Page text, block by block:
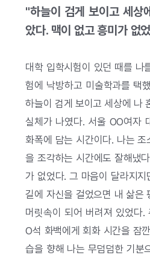
"하늘이 검게 보이고 세상
았다. 맥이 없고 흥미가 없
대학 입학시험이 있던 때를 나
험에 낙방하고 미술학과를 택
하늘이 검게 보이고 세상에 나
실체가 나였다. 서울 OO여자
화폭에 담는 시간이다. 나는
을 조각하는 시간에도 잘해냈
가 없었다. 그 마음이 달라지
길에 자신을 걸었으면 내 삶은
머릿속이 되어 버려져 있었다.
O석 화백에게 회화 시간을 잠
습을 향해 나는 무덤덤한 기분